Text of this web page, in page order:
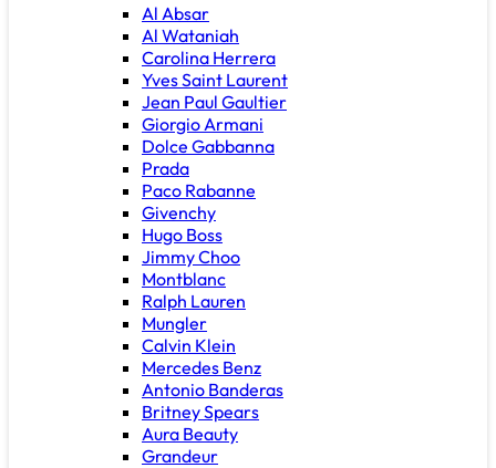
Al Absar
Al Wataniah
Carolina Herrera
Yves Saint Laurent
Jean Paul Gaultier
Giorgio Armani
Dolce Gabbanna
Prada
Paco Rabanne
Givenchy
Hugo Boss
Jimmy Choo
Montblanc
Ralph Lauren
Mungler
Calvin Klein
Mercedes Benz
Antonio Banderas
Britney Spears
Aura Beauty
Grandeur